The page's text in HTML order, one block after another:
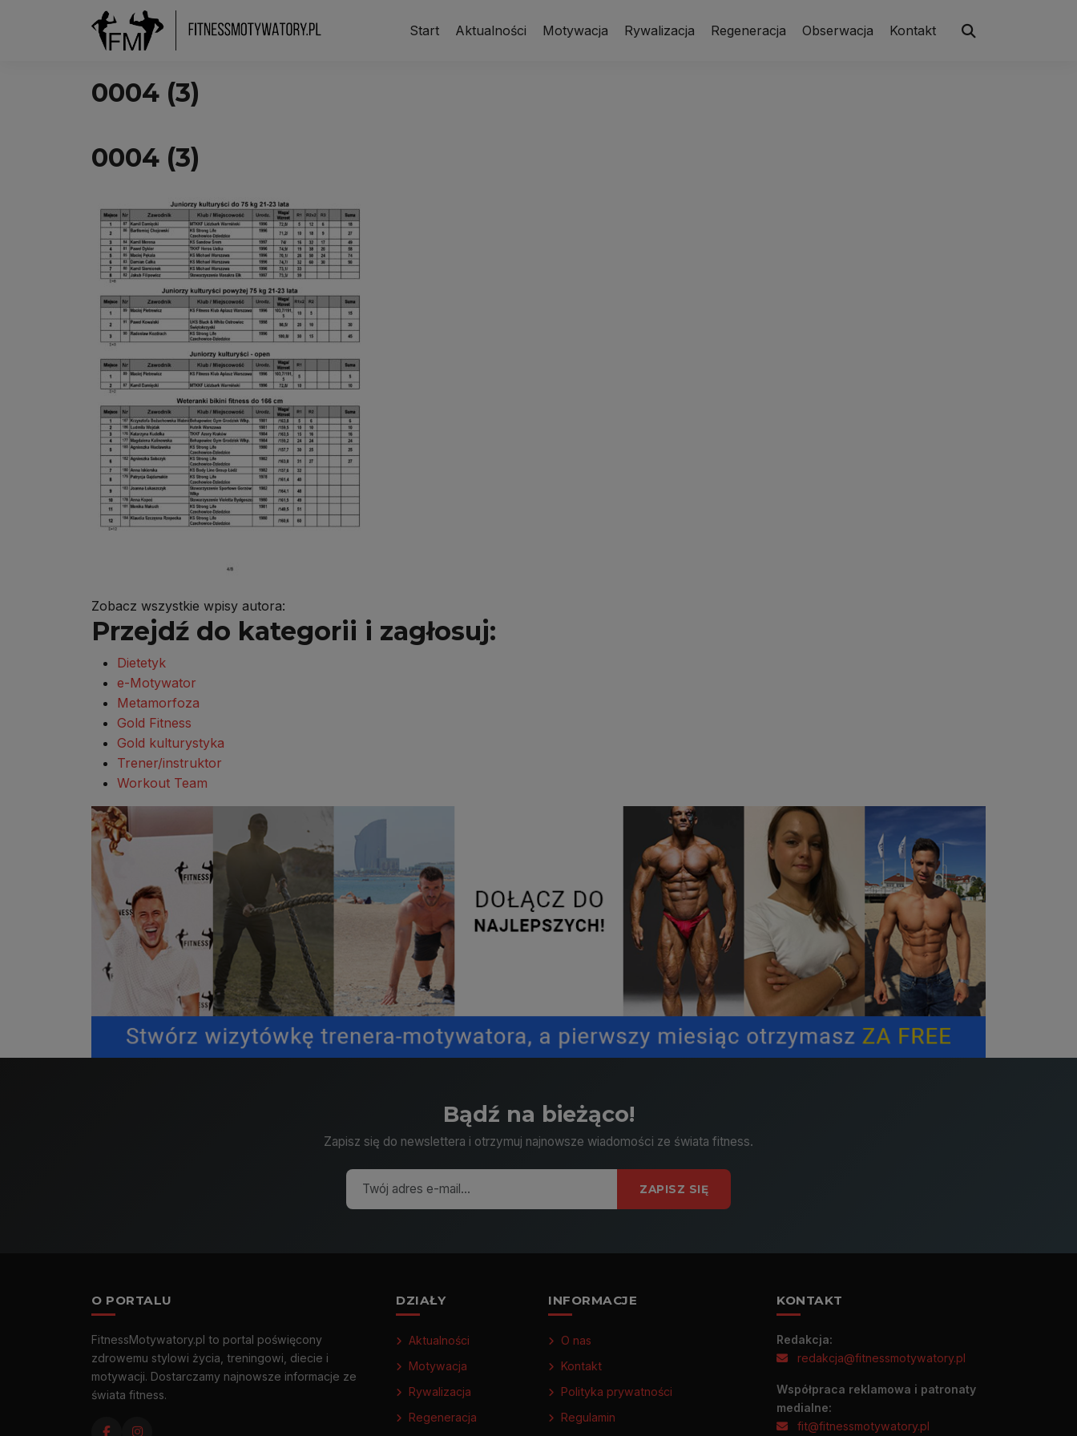
Start Aktualności Motywacja Rywalizacja Regeneracja Obserwacja Kontakt
0004 (3)
0004 (3)
Zobacz wszystkie wpisy autora:
Przejdź do kategorii i zagłosuj:
Dietetyk
e-Motywator
Metamorfoza
Gold Fitness
Gold kulturystyka
Trener/instruktor
Workout Team
Bądź na bieżąco!
Zapisz się do newslettera i otrzymuj najnowsze wiadomości ze świata fitness.
ZAPISZ SIĘ
O PORTALU
FitnessMotywatory.pl to portal poświęcony
zdrowemu stylowi życia, treningowi, diecie i
motywacji. Dostarczamy najnowsze informacje ze
świata fitness.
DZIAŁY
Aktualności
Motywacja
Rywalizacja
Regeneracja
INFORMACJE
O nas
Kontakt
Polityka prywatności
Regulamin
KONTAKT
Redakcja:
redakcja@fitnessmotywatory.pl
Współpraca reklamowa i patronaty
medialne:
fit@fitnessmotywatory.pl